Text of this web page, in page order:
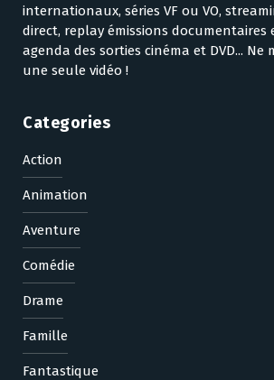
internationaux, séries VF ou VO,
direct, replay émissions documentaires
agenda des sorties cinéma et DVD... Ne
une seule vidéo !
Categories
Action
Animation
Aventure
Comédie
Drame
Famille
Fantastique